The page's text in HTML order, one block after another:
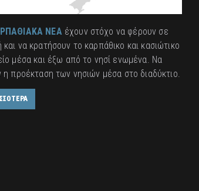
ΝΕΑ έχουν στόχο να φέρουν σε
να κρατήσουν το καρπάθικο και κασιώτικο
μέσα και έξω από το νησί ενωμένα. Να
η προέκταση των νησιών μέσα στο διαδύκτιο.